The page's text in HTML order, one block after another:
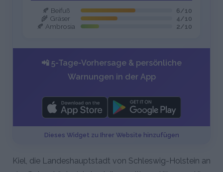
🍂 Beifuß 6/10
🌾 Gräser 4/10
🍂 Ambrosia 2/10
📲 5-Tage-Vorhersage & persönliche
Warnungen in der App
Dieses Widget zu Ihrer Website hinzufügen
Kiel, die Landeshauptstadt von Schleswig-Holstein an